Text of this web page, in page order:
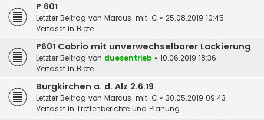
P 601
Letzter Beitrag von Marcus-mit-C « 25.08.2019 10:45
Verfasst in Biete
P601 Cabrio mit unverwechselbarer Lackierung
Letzter Beitrag von duesentrieb « 10.06.2019 18:36
Verfasst in Biete
Burgkirchen a. d. Alz 2.6.19
Letzter Beitrag von Marcus-mit-C « 30.05.2019 09:43
Verfasst in Treffenberichte und Planung